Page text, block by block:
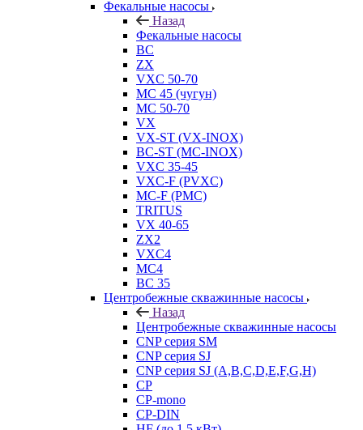
Фекальные насосы
Назад
Фекальные насосы
BC
ZX
VXC 50-70
MC 45 (чугун)
MC 50-70
VX
VX-ST (VX-INOX)
BC-ST (MC-INOX)
VXC 35-45
VXC-F (PVXC)
MC-F (PMC)
TRITUS
VX 40-65
ZX2
VXC4
MC4
BC 35
Центробежные скважинные насосы
Назад
Центробежные скважинные насосы
CNP серия SM
CNP серия SJ
CNP серия SJ (A,B,C,D,E,F,G,H)
CP
CP-mono
CP-DIN